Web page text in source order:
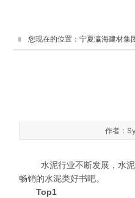
您现在的位置： 宁夏瀛海建材集
作者：
水泥行业不断发展，水泥技
畅销的水泥类好书吧。
Top1